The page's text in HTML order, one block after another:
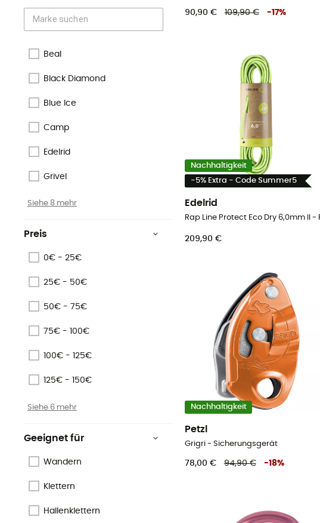
Beal
Black Diamond
Blue Ice
Camp
Edelrid
Grivel
Siehe 8 mehr
Preis
0€ - 25€
25€ - 50€
50€ - 75€
75€ - 100€
100€ - 125€
125€ - 150€
Siehe 6 mehr
Geeignet für
Wandern
Klettern
Hallenklettern
90,90 € 109,90 € -17%
Nachhaltigkeit
-5% Extra - Code Summer5
Edelrid
209,90 €
Nachhaltigkeit
Petzl
Grigri - Sicherungsgerät
78,00 € 94,90 € -18%